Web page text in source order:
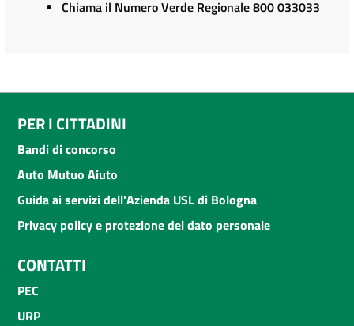
Chiama il Numero Verde Regionale 800 033033
PER I CITTADINI
Bandi di concorso
Auto Mutuo Aiuto
Guida ai servizi dell'Azienda USL di Bologna
Privacy policy e protezione del dato personale
CONTATTI
PEC
URP